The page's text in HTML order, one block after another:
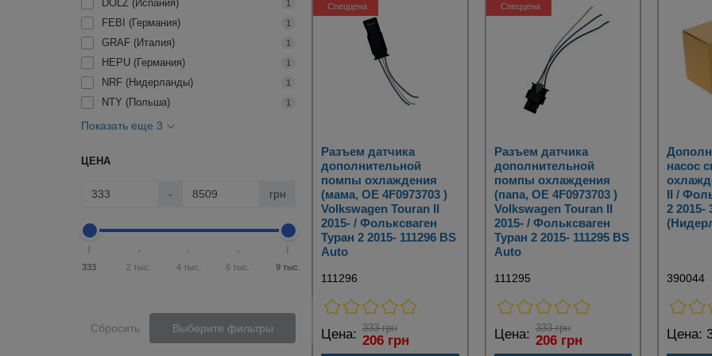
DOLZ (Испания) 1
FEBI (Германия) 1
GRAF (Италия) 1
HEPU (Германия) 1
NRF (Нидерланды) 1
NTY (Польша) 1
Показать еще 3
ЦЕНА
- грн
333 2 тыс. 4 тыс. 6 тыс. 9 тыс.
Сбросить Выберите фильтры
Спеццена
Разъем датчика
дополнительной
помпы охлаждения
(мама, OE 4F0973703 )
Volkswagen Touran II
2015- / Фольксваген
Туран 2 2015- 111296 BS
Auto
111296
Цена: 333 грн
206 грн
Спеццена
Разъем датчика
дополнительной
помпы охлаждения
(папа, OE 4F0973703 )
Volkswagen Touran II
2015- / Фольксваген
Туран 2 2015- 111295 BS
Auto
111295
Цена: 333 грн
206 грн
насос
II /
2 2015-
390044
Цена: